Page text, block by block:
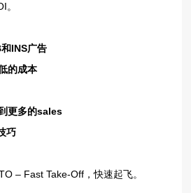
。
INS广告
的成本
更多的sales
巧
– Fast Take-Off，快速起飞。